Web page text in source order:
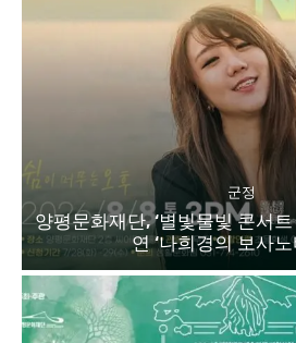
군정
양평문화재단, ‘별빛물빛 콘서
연 ‘나희경의 보사노